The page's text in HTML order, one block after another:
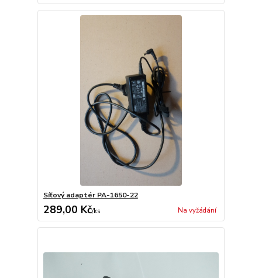
Síťový adaptér PA-1650-22
289,00 Kč/ks Na vyžádání